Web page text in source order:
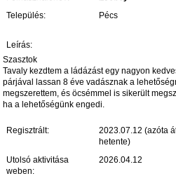
Település:
Pécs
Leírás:
Szasztok
Tavaly kezdtem a ládázást egy nagyon
párjával lassan 8 éve vadásznak a
megszerettem, és öcsémmel is sikerült
ha a lehetőségünk engedi.
Regisztrált:
2023.07.12 (azóta
hetente)
Utolsó aktivitása
weben:
2026.04.12